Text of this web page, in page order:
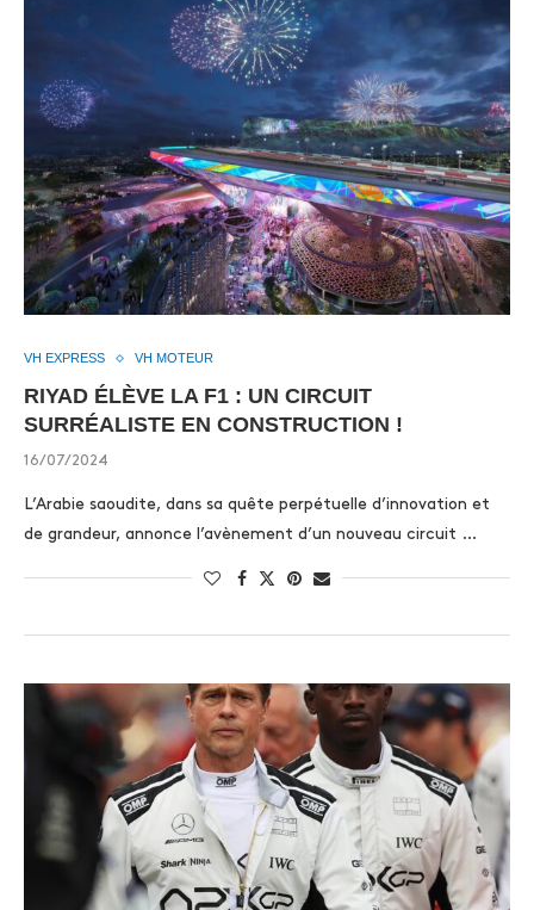
VH EXPRESS VH MOTEUR
RIYAD ÉLÈVE LA F1 : UN CIRCUIT
SURRÉALISTE EN CONSTRUCTION !
16/07/2024
L’Arabie saoudite, dans sa quête perpétuelle d’innovation et
de grandeur, annonce l’avènement d’un nouveau circuit …